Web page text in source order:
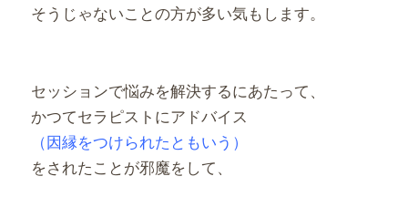
そうじゃないことの方が多い気もします。
セッションで悩みを解決するにあたって、
かつてセラピストにアドバイス
（因縁をつけられたともいう）
をされたことが邪魔をして、